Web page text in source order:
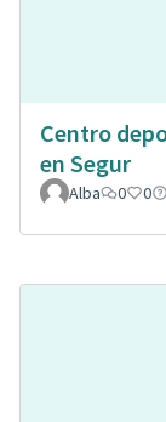
Centro
en Segur
Alba
0 0